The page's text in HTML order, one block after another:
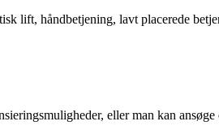
lift, håndbetjening, lavt placerede
eller man kan